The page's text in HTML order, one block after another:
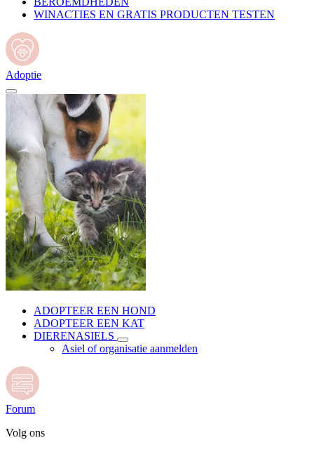
WINACTIES EN GRATIS PRODUCTEN TESTEN
Adoptie
ADOPTEER EEN HOND
ADOPTEER EEN KAT
DIERENASIELS
Asiel of organisatie aanmelden
Forum
Volg ons